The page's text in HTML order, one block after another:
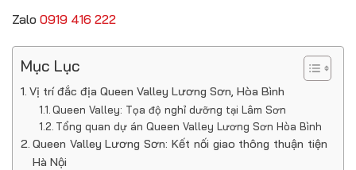
Zalo 0919 416 222
Mục Lục
Vị trí đắc địa Queen Valley Lương Sơn, Hòa Bình
Queen Valley: Tọa độ nghỉ dưỡng tại Lâm Sơn
Tổng quan dự án Queen Valley Lương Sơn Hòa Bình
Queen Valley Lương Sơn: Kết nối giao thông thuận tiện
Hà Nội